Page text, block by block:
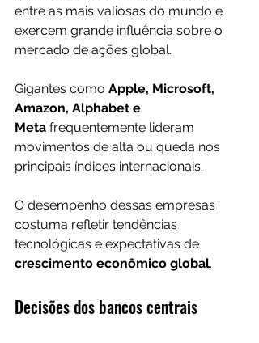
entre as mais valiosas do mundo e
exercem grande influência sobre o
mercado de ações global.
Gigantes como Apple, Microsoft,
Amazon, Alphabet e
Meta frequentemente lideram
movimentos de alta ou queda nos
principais índices internacionais.
O desempenho dessas empresas
costuma refletir tendências
tecnológicas e expectativas de
crescimento econômico global.
Decisões dos bancos centrais